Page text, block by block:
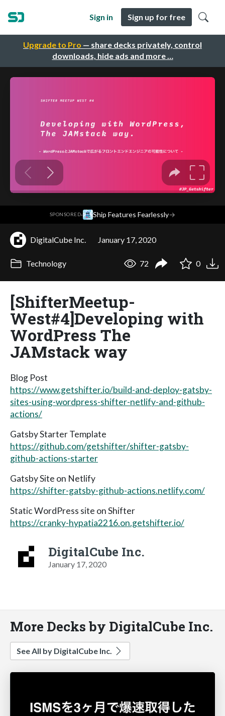
Upgrade to Pro — share decks privately, control
downloads, hide ads and more …
Sign in Sign up for free
SPONSORED· Ship Features Fearlessly→
DigitalCube Inc. January 17, 2020
Technology 72 0
[ShifterMeetup-
West#4]Developing with
WordPress The
JAMstack way
Blog Post
https://www.getshifter.io/build-and-deploy-gatsby-
sites-using-wordpress-shifter-netlify-and-github-
actions/
Gatsby Starter Template
https://github.com/getshifter/shifter-gatsby-
github-actions-starter
Gatsby Site on Netlify
https://shifter-gatsby-github-actions.netlify.com/
Static WordPress site on Shifter
https://cranky-hypatia2216.on.getshifter.io/
DigitalCube Inc.
January 17, 2020
More Decks by DigitalCube Inc.
See All by DigitalCube Inc.